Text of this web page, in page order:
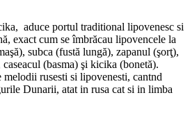
aduce portul traditional lipovenesc si
exact cum se îmbrăcau lipovencele la
subca (fustă lungă), zapanul (şorţ),
(basma) şi kicika (bonetă).
rusesti si lipovenesti, cantnd
Dunarii, atat in rusa cat si in limba